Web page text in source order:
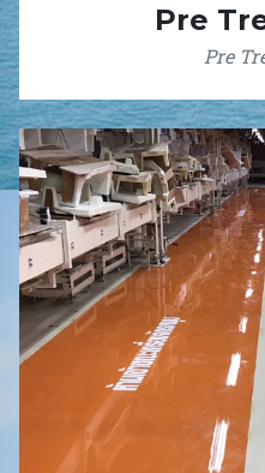
Pre
Pre